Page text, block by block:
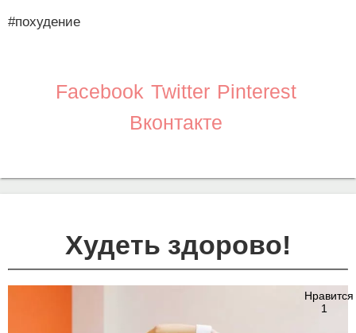
#похудение
Facebook Twitter Pinterest
Вконтакте
Худеть здорово!
Нравится
1